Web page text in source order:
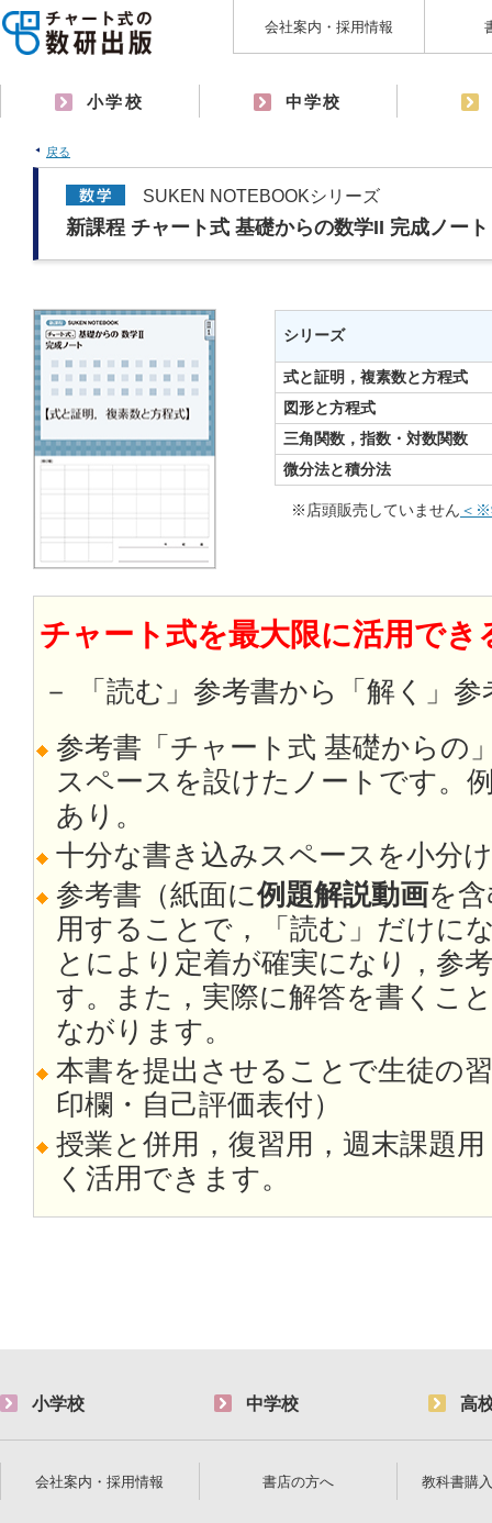
会社案内・採用情報
小学校 中学校
戻る
SUKEN NOTEBOOKシリーズ
新課程 チャート式 基礎からの数学II 完成ノー
シリーズ
式と証明，複素数と方程式
図形と方程式
三角関数，指数・対数関数
微分法と積分法
※店頭販売していません ＜※
チャート式を最大限に活用でき
－ 「読む」参考書から「解く」
参考書「チャート式 基礎からの
スペースを設けたノートです。
あり。
十分な書き込みスペースを小分
参考書（紙面に例題解説動画を
用することで，「読む」だけに
とにより定着が確実になり，参
す。また，実際に解答を書くこ
ながります。
本書を提出させることで生徒の
印欄・自己評価表付）
授業と併用，復習用，週末課題
く活用できます。
小学校 中学校 高
会社案内・採用情報 書店の方へ 教科書購